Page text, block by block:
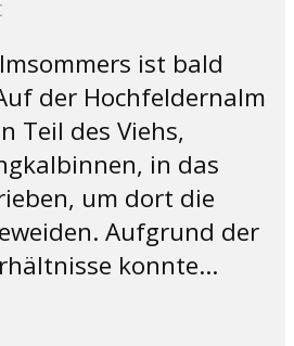
ist bald
der Hochfeldernalm
Teil des Viehs,
in das
um dort die
Aufgrund der
konnte...